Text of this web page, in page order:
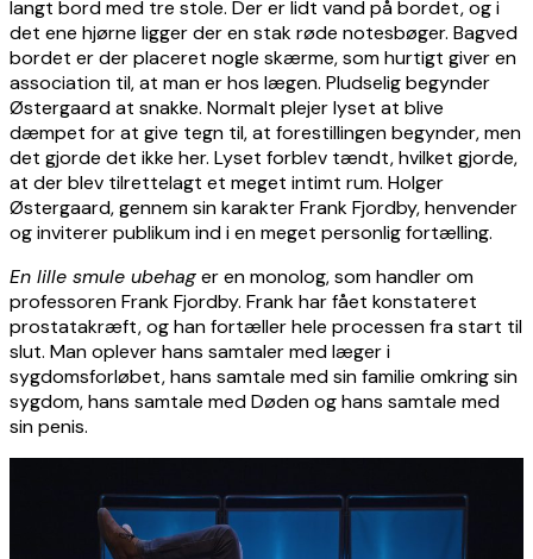
langt bord med tre stole. Der er lidt vand på bordet, og i
det ene hjørne ligger der en stak røde notesbøger. Bagved
bordet er der placeret nogle skærme, som hurtigt giver en
association til, at man er hos lægen. Pludselig begynder
Østergaard at snakke. Normalt plejer lyset at blive
dæmpet for at give tegn til, at forestillingen begynder, men
det gjorde det ikke her. Lyset forblev tændt, hvilket gjorde,
at der blev tilrettelagt et meget intimt rum. Holger
Østergaard, gennem sin karakter Frank Fjordby, henvender
og inviterer publikum ind i en meget personlig fortælling.
En lille smule ubehager en monolog, som handler om
professoren Frank Fjordby. Frank har fået konstateret
prostatakræft, og han fortæller hele processen fra start til
slut. Man oplever hans samtaler med læger i
sygdomsforløbet, hans samtale med sin familie omkring sin
sygdom, hans samtale med Døden og hans samtale med
sin penis.